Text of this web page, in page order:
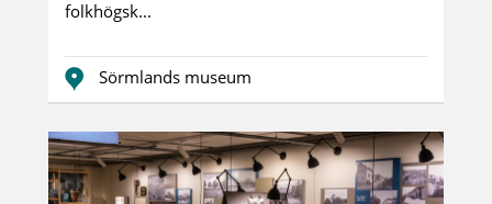
folkhögsk...
Sörmlands museum